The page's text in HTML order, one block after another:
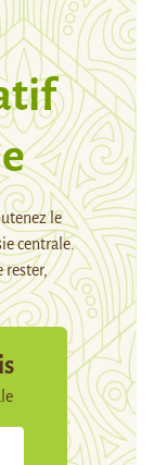
le
centrale.
rester,